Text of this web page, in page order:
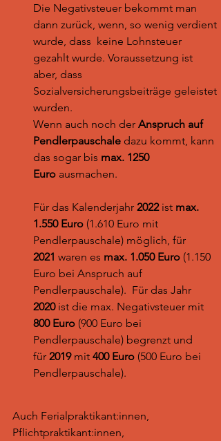
Die Negativsteuer bekommt man
dann zurück, wenn, so wenig verdient
wurde, dass  keine Lohnsteuer
gezahlt wurde. Voraussetzung ist
aber, dass
Sozialversicherungsbeiträge geleistet
wurden.
Wenn auch noch der Anspruch auf
Pendlerpauschale dazu kommt, kann
das sogar bis max. 1250
Euro ausmachen.
Für das Kalenderjahr 2022 ist max.
1.550 Euro (1.610 Euro mit
Pendlerpauschale) möglich, für
2021 waren es max. 1.050 Euro (1.150
Euro bei Anspruch auf
Pendlerpauschale).  Für das Jahr
2020 ist die max. Negativsteuer mit
800 Euro (900 Euro bei
Pendlerpauschale) begrenzt und
für 2019 mit 400 Euro (500 Euro bei
Pendlerpauschale).
Auch Ferialpraktikant:innen,
Pflichtpraktikant:innen,